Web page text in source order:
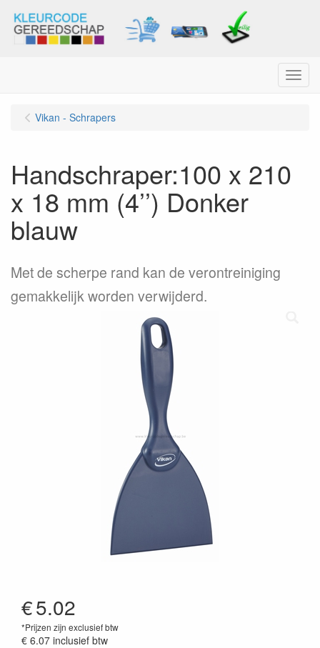
Menu
Vikan - Schrapers
Handschraper:100 x 210
x 18 mm (4’’) Donker
blauw
Met de scherpe rand kan de verontreiniging
gemakkelijk worden verwijderd.
€5.02
*Prijzen zijn exclusief btw
€ 6.07 inclusief btw